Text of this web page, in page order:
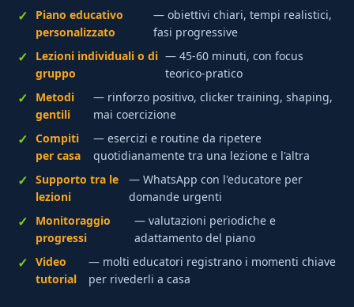
Piano educativo
personalizzato
— obiettivi chiari, tempi realistici,
fasi progressive
Lezioni individuali o di
gruppo
— 45-60 minuti, con focus
teorico-pratico
Metodi
gentili
— rinforzo positivo, clicker training, shaping,
mai coercizione
Compiti
per casa
— esercizi e routine da ripetere
quotidianamente tra una lezione e l'altra
Supporto tra le
lezioni
— WhatsApp con l'educatore per
domande urgenti
Monitoraggio
progressi
— valutazioni periodiche e
adattamento del piano
Video
tutorial
— molti educatori registrano i momenti chiave
per rivederli a casa